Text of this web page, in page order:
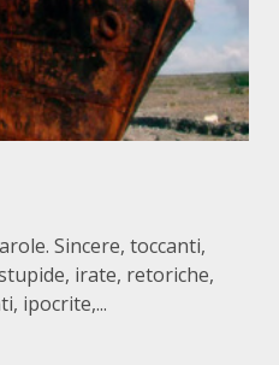
Sincere, toccanti,
irate, retoriche,
ipocrite,...